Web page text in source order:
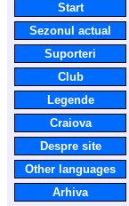
Start
Sezonul actual
Suporteri
Club
Legende
Craiova
Despre site
Other languages
Arhiva